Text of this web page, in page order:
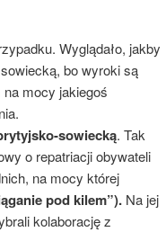
Wyglądało, jakby
bo wyroki są
mocy jakiegoś
sowiecką. Tak
o repatriacji obywateli
na mocy której
pod kilem”).Na jej
kolaborację z